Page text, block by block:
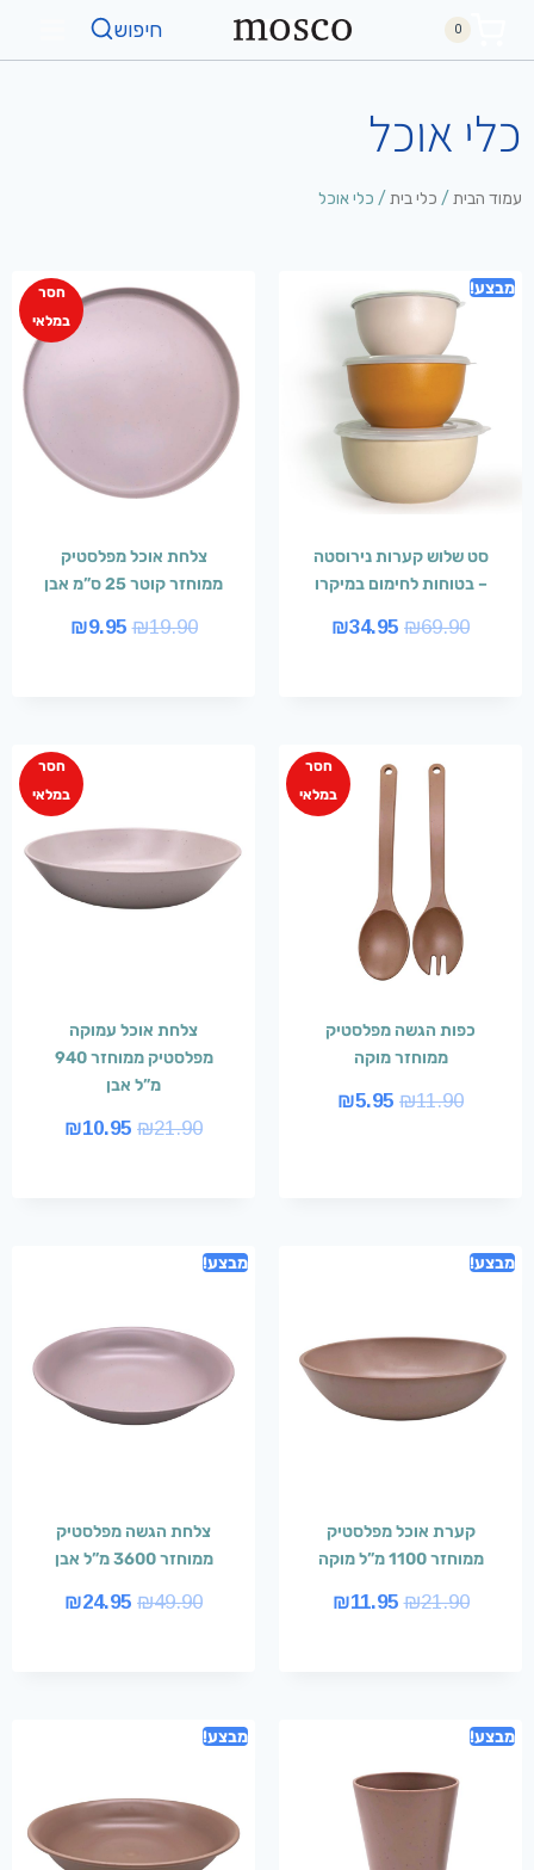
0 חיפוש
כלי אוכל
עמוד הבית / כלי בית / כלי אוכל
מבצע!
סט שלוש קערות נירוסטה
– בטוחות לחימום במיקרו
₪69.90
₪34.95
חסר
במלאי
צלחת אוכל מפלסטיק
ממוחזר קוטר 25 ס”מ אבן
₪19.90
₪9.95
חסר
במלאי
כפות הגשה מפלסטיק
ממוחזר מוקה
₪11.90
₪5.95
חסר
במלאי
צלחת אוכל עמוקה
מפלסטיק ממוחזר 940
מ”ל אבן
₪21.90
₪10.95
מבצע!
קערת אוכל מפלסטיק
ממוחזר 1100 מ”ל מוקה
₪21.90
₪11.95
מבצע!
צלחת הגשה מפלסטיק
ממוחזר 3600 מ”ל אבן
₪49.90
₪24.95
מבצע! מבצע!